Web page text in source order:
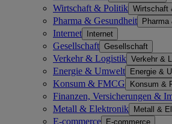
Wirtschaft & Politik Wirtschaft
Pharma & Gesundheit Pharma
Internet Internet
Gesellschaft Gesellschaft
Verkehr & Logistik Verkehr &
Energie & Umwelt Energie &
Konsum & FMCG Konsum &
Finanzen, Versicherungen &
Metall & Elektronik Metall &
E-commerce E-commerce